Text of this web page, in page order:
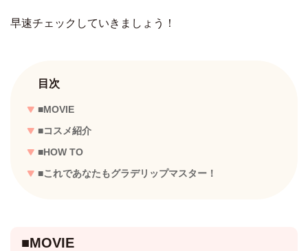
早速チェックしていきましょう！
目次
■MOVIE
■コスメ紹介
■HOW TO
■これであなたもグラデリップマスター！
■MOVIE